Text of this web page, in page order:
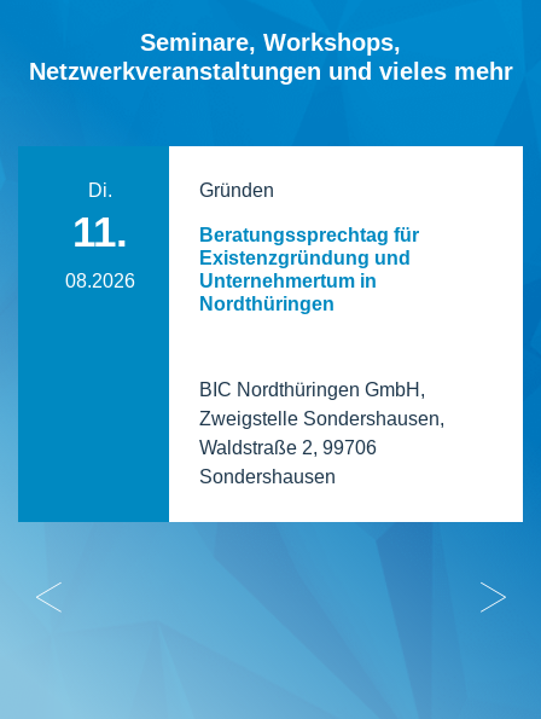
Seminare, Workshops,
Netzwerkveranstaltungen und vieles mehr
Di.
11.
08.2026
Gründen
Beratungssprechtag für
Existenzgründung und
Unternehmertum in
Nordthüringen
BIC Nordthüringen GmbH,
Zweigstelle Sondershausen,
Waldstraße 2, 99706
Sondershausen